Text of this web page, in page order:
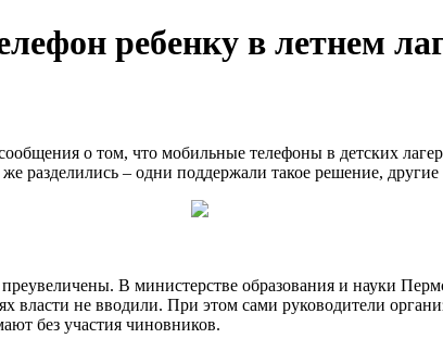
ребенку в летнем
о том, что мобильные телефоны в детских
разделились – одни поддержали такое решение,
преувеличены. В министерстве образования и науки
власти не вводили. При этом сами руководители
без участия чиновников.